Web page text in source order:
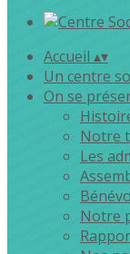
Accueil ▴▾
Un centre
On se
Notre
Les
Notre